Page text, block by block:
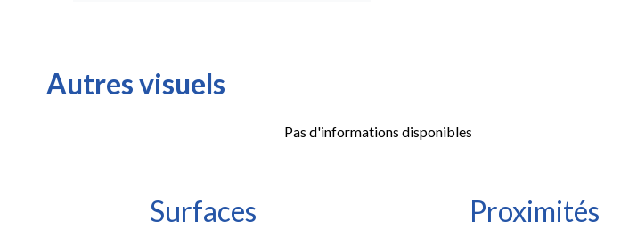
Autres visuels
Pas d'informations disponibles
Surfaces Proximités